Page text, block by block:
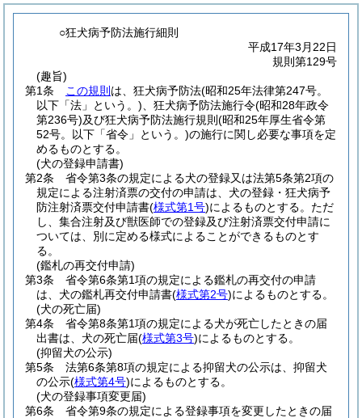
○狂犬病予防法施行細則
平成17年3月22日
規則第129号
(趣旨)
第1条
この規則 は、狂犬病予防法(昭和25年法律第247号。
以下「法」という。) 、狂犬病予防法施行令(昭和28年政令
第236号)及び狂犬病予防法施行規則 (昭和25年厚生省令第
52号。以下「省令」という。)の施行に関し必要な事項を定
めるものとする。
(犬の登録申請書)
第2条
省令第3条の規定による犬の登録又は法第5条第2項の
規定による注射済票の交付の申請は、犬の登録・狂犬病予
防注射済票交付申請書(様式第1号)によるものとする。 ただ
し、集合注射及び獣医師での登録及び注射済票交付申請に
ついては、別に定める様式によることができるものとす
る。
(鑑札の再交付申請)
第3条
省令第6条第1項の規定による鑑札の再交付の申請
は、犬の鑑札再交付申請書(様式第2号)によるものとする。
(犬の死亡届)
第4条
省令第8条第1項の規定による犬が死亡したときの届
出書は、犬の死亡届(様式第3号)によるものとする。
(抑留犬の公示)
第5条
法第6条第8項の規定による抑留犬の公示は、抑留犬
の公示(様式第4号)によるものとする。
(犬の登録事項変更届)
第6条
省令第9条の規定による登録事項を変更したときの届